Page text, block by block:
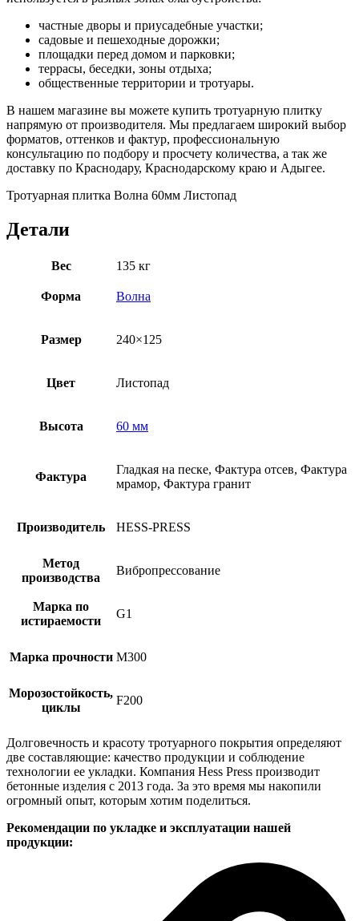
частные дворы и приусадебные участки;
садовые и пешеходные дорожки;
площадки перед домом и парковки;
террасы, беседки, зоны отдыха;
общественные территории и тротуары.
В нашем магазине вы можете купить тротуарную плитку
напрямую от производителя. Мы предлагаем широкий выбор
форматов, оттенков и фактур, профессиональную
консультацию по подбору и просчету количества, а так же
доставку по Краснодару, Краснодарскому краю и Адыгее.
Тротуарная плитка Волна 60мм Листопад
Детали
Вес 135 кг
Форма Волна
Размер 240×125
Цвет Листопад
Высота 60 мм
Фактура
Гладкая на песке, Фактура отсев, Фактура
мрамор, Фактура гранит
Производитель HESS-PRESS
Метод
производства
Вибропрессование
Марка по
истираемости
G1
Марка прочности M300
Морозостойкость,
циклы
F200
Долговечность и красоту тротуарного покрытия определяют
две составляющие: качество продукции и соблюдение
технологии ее укладки. Компания Hess Press производит
бетонные изделия с 2013 года. За это время мы накопили
огромный опыт, которым хотим поделиться.
Рекомендации по укладке и эксплуатации нашей
продукции: